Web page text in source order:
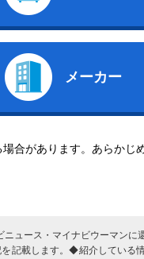
メーカー
合があります。あらかじ
ュース・マイナビウーマン
記載します。◆紹介している